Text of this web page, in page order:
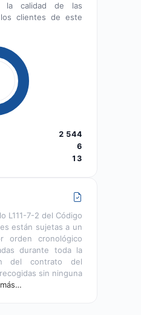
la calidad de las
clientes de este
2 544
6
13
L111-7-2 del Código
están sujetas a un
orden cronológico
durante toda la
del contrato del
sin ninguna